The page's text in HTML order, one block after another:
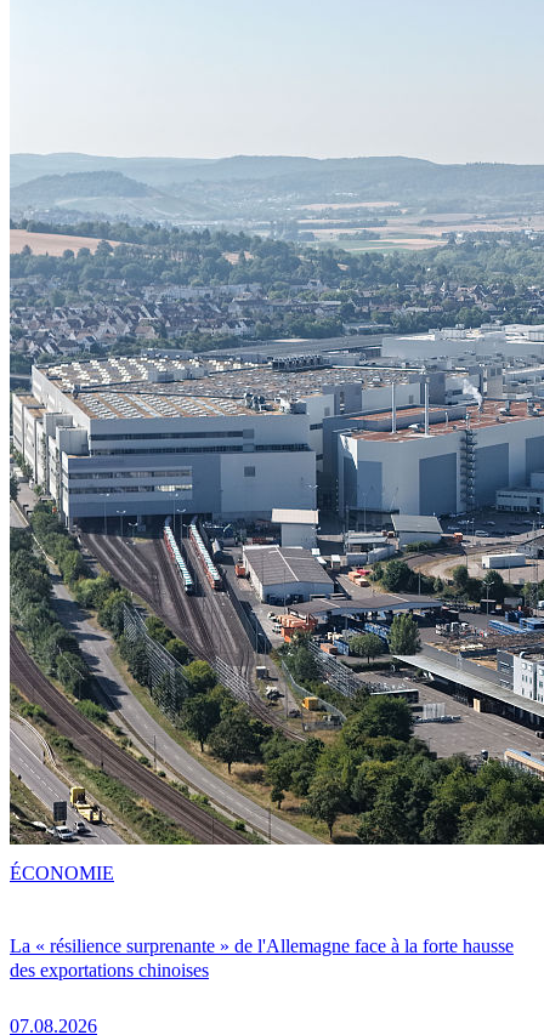
La « résilience surprenante » de l'Allemagne face à la forte hausse
des exportations chinoises
07.08.2026
ÉCONOMIE